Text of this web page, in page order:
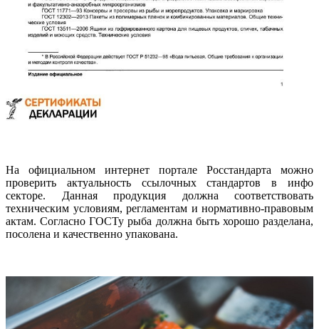
На официальном интернет портале Росстандарта можно
проверить актуальность ссылочных стандартов в инфо
секторе. Данная продукция должна соответствовать
техническим условиям, регламентам и нормативно-правовым
актам. Согласно ГОСТу рыба должна быть хорошо разделана,
посолена и качественно упакована.